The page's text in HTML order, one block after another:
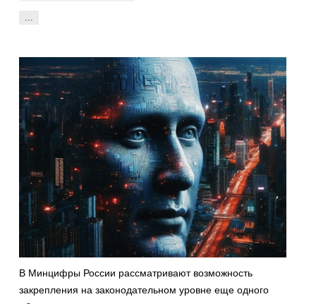
...
В Минцифры России рассматривают возможность
закрепления на законодательном уровне еще одного